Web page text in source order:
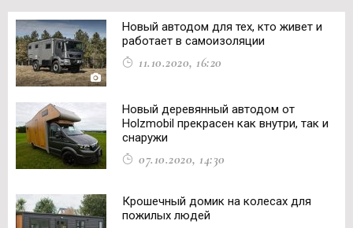
Новый автодом для тех, кто живет и
работает в самоизоляции
11.10.2020, 16:20
Новый деревянный автодом от
Holzmobil прекрасен как внутри, так и
снаружи
07.10.2020, 14:30
Крошечный домик на колесах для
пожилых людей